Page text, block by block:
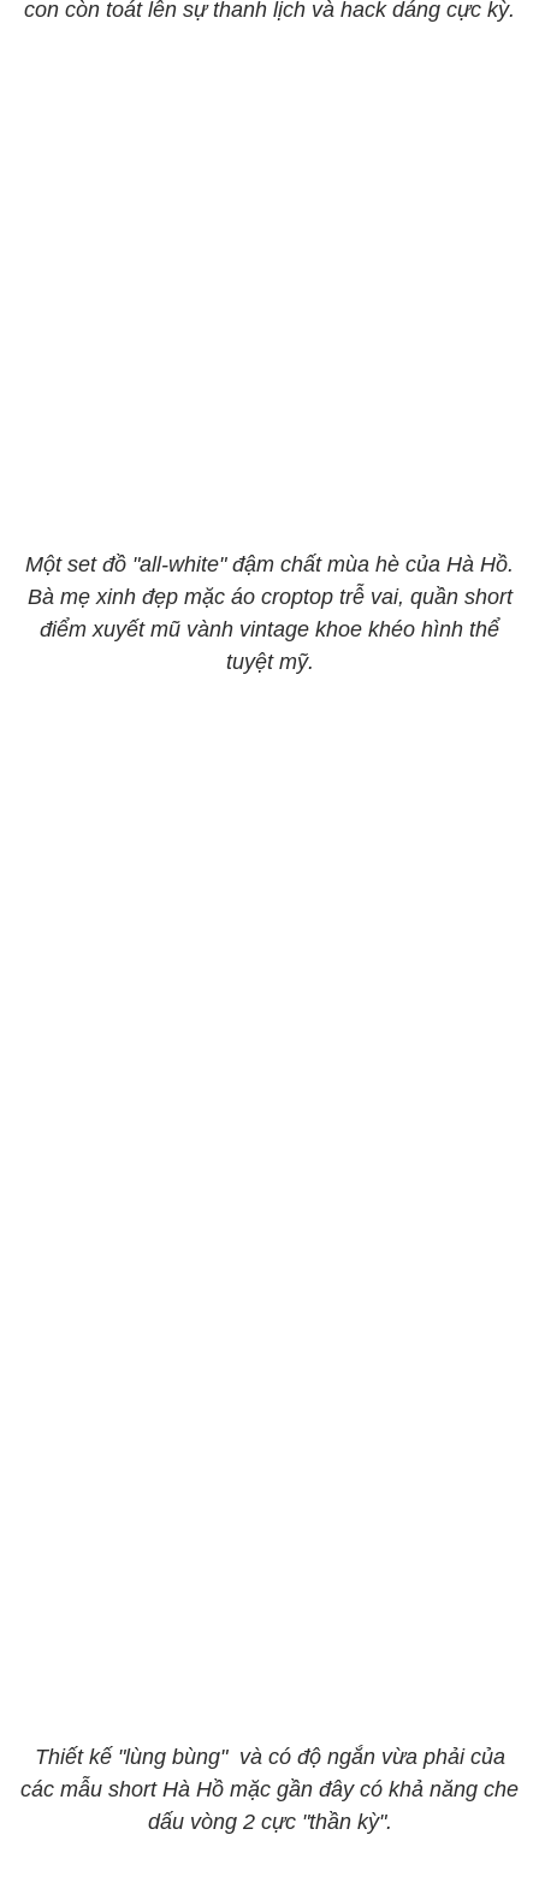
con còn toát lên sự thanh lịch và hack dáng cực kỳ.
Một set đồ "all-white" đậm chất mùa hè của Hà Hồ.
Bà mẹ xinh đẹp mặc áo croptop trễ vai, quần short
điểm xuyết mũ vành vintage khoe khéo hình thể
tuyệt mỹ.
Thiết kế "lùng bùng" và có độ ngắn vừa phải của
các mẫu short Hà Hồ mặc gần đây có khả năng che
dấu vòng 2 cực "thần kỳ".